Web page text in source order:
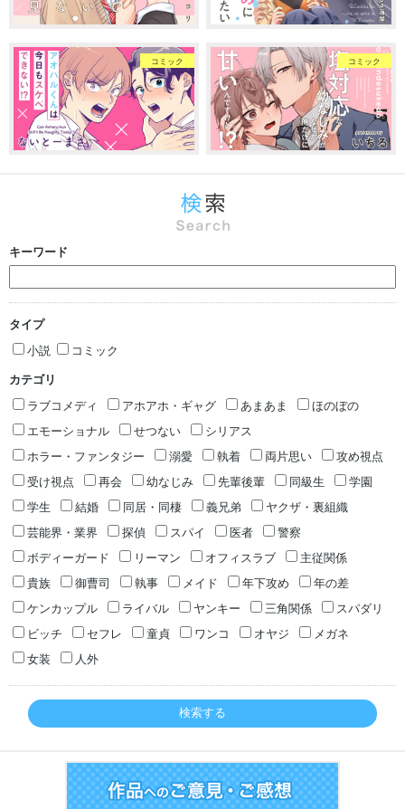
コミック コミック
キーワード
タイプ
小説
コミック
カテゴリ
ラブコメディ
アホアホ・ギャグ あまあま
ほのぼの
エモーショナル
せつない
シリアス
ホラー・ファンタジー
溺愛 執着 両片思い
攻め視点
受け視点
再会 幼なじみ 先輩後輩 同級生
学園
学生
結婚 同居・同棲 義兄弟
ヤクザ・裏組織
芸能界・業界
探偵 スパイ 医者
警察
ボディーガード
リーマン オフィスラブ
主従関係
貴族
御曹司 執事 メイド 年下攻め
年の差
ケンカップル
ライバル ヤンキー 三角関係
スパダリ
ビッチ
セフレ 童貞 ワンコ オヤジ
メガネ
女装
人外
検索する